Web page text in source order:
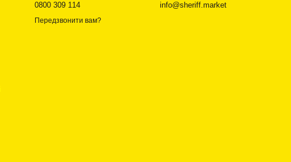
0800 309 114
Передзвонити вам?
info@sheriff.market